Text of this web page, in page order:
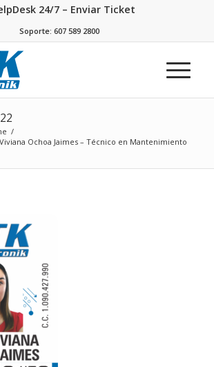
24/7 – Enviar Ticket
Soporte: 607 589 2800
/
Ochoa Jaimes – Técnico en Mantenimiento